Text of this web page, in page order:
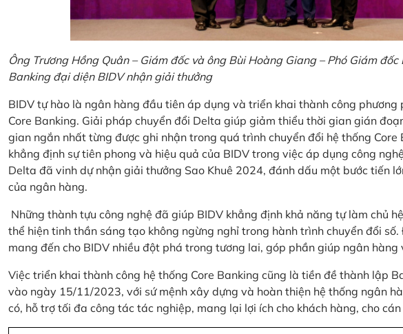
Ông Trương Hồng Quân – Giám đốc và ông Bùi Hoàng Giang – Phó Giám
Banking đại diện BIDV nhận giải thưởng
BIDV tự hào là ngân hàng đầu tiên áp dụng và triển khai thành công
Core Banking. Giải pháp chuyển đổi Delta giúp giảm thiểu thời gian gián
gian ngắn nhất từng được ghi nhận trong quá trình chuyển đổi hệ thống
khẳng định sự tiên phong và hiệu quả của BIDV trong việc áp dụng công
Delta đã vinh dự nhận giải thưởng Sao Khuê 2024, đánh dấu một bước tiến
của ngân hàng.
Những thành tựu công nghệ đã giúp BIDV khẳng định khả năng tự làm chủ
thể hiện tinh thần sáng tạo không ngừng nghỉ trong hành trình chuyển đổi
mang đến cho BIDV nhiều đột phá trong tương lai, góp phần giúp ngân hàng
Việc triển khai thành công hệ thống Core Banking cũng là tiền đề thành lập
vào ngày 15/11/2023, với sứ mệnh xây dựng và hoàn thiện hệ thống ngân
có, hỗ trợ tối đa công tác tác nghiệp, mang lại lợi ích cho khách hàng, cho